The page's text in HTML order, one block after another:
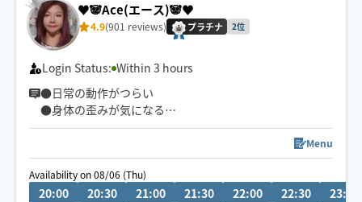
♥️🐼Ace(エース)🐼♥️
4.9(901 reviews) プラチナ 2位
Login Status: Within 3 hours
●日常の動作がつらい
●身体の歪みが気になる
●趣味や仕事のパフォーマンスを良くしたい
どんなお悩みにも真摯に向き合い身体の痛みや不調、お
客様の気になる所をその場しのぎではなく"根本"から対
応させて頂きます
Menu
Availability on 08/06 (Thu)
20:00 20:30 21:00 21:30 22:00 22:30 23:00